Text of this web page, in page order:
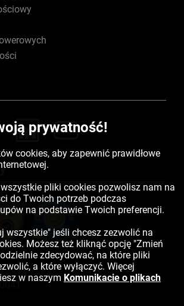
prywatność!
cookies, aby zapewnić prawidłowe
pliki cookies pozwolisz nam na
do Twoich potrzeb podczas
na podstawie Twoich preferencji.
wszystkie" jeśli chcesz zezwolić na
Możesz też kliknąć opcję "Zmień
zdecydować, na które pliki
a które wyłączyć. Więcej
w naszym Komunikacie o plikach